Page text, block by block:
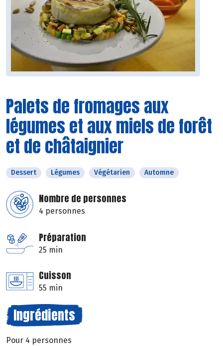
Palets de fromages aux
légumes et aux miels de forêt
et de châtaignier
Dessert Légumes Végétarien Automne
Nombre de personnes
4 personnes
Préparation
25 min
Cuisson
55 min
Ingrédients
Pour 4 personnes